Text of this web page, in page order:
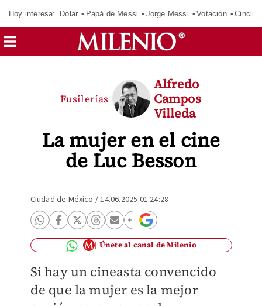
Hoy interesa: Dólar Papá de Messi Jorge Messi Votación
La mujer en el cine
de Luc Besson
Fusilerías
Alfredo
Campos
Villeda
Ciudad de México /14.06.2025 01:24:28
Únete al canal de Milenio
Si hay un cineasta convencido
de que la mujer es la mejor